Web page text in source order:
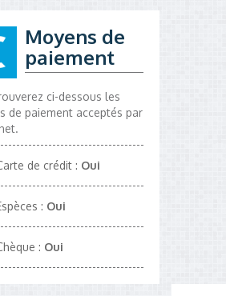
Moyens de
paiement
ci-dessous les
de paiement acceptés par
de crédit : Oui
: Oui
: Oui